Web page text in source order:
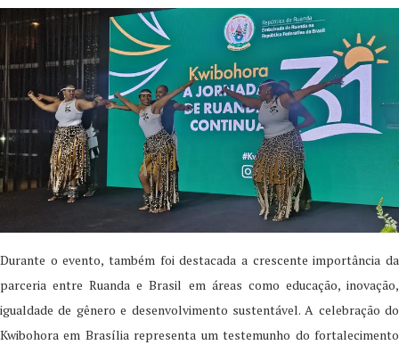
Durante o evento, também foi destacada a crescente importância da
parceria entre Ruanda e Brasil em áreas como educação, inovação,
igualdade de gênero e desenvolvimento sustentável. A celebração do
Kwibohora em Brasília representa um testemunho do fortalecimento